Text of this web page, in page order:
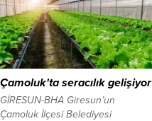
Çamoluk'ta seracılık gelişiyor
GİRESUN-BHA Giresun’un
Çamoluk İlçesi Belediyesi